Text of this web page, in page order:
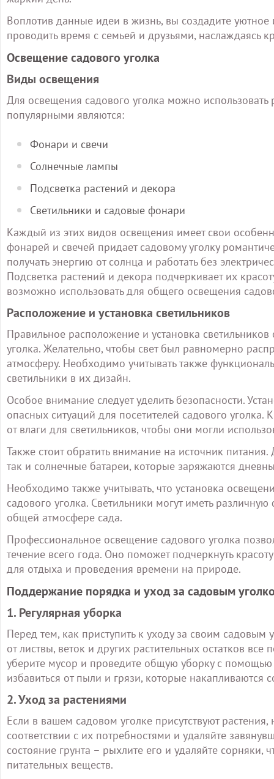
Воплотив данные идеи в жизнь, вы создадите
проводить время с семьей и друзьями, наслаждаясь
Освещение садового уголка
Виды освещения
Для освещения садового уголка можно
популярными являются:
Фонари и свечи
Солнечные лампы
Подсветка растений и декора
Светильники и садовые фонари
Каждый из этих видов освещения имеет свои
фонарей и свечей придает садовому уголку
получать энергию от солнца и работать без
Подсветка растений и декора подчеркивает их
возможно использовать для общего освещения
Расположение и установка светильников
Правильное расположение и установка
уголка. Желательно, чтобы свет был равномерно
атмосферу. Необходимо учитывать также
светильники в их дизайн.
Особое внимание следует уделить безопасности.
опасных ситуаций для посетителей садового
от влаги для светильников, чтобы они могли
Также стоит обратить внимание на источник
так и солнечные батареи, которые заряжаются
Необходимо также учитывать, что установка
садового уголка. Светильники могут иметь
общей атмосфере сада.
Профессиональное освещение садового уголка
течение всего года. Оно поможет подчеркнуть
для отдыха и проведения времени на природе.
Поддержание порядка и уход за садовым
1. Регулярная уборка
Перед тем, как приступить к уходу за своим
от листвы, веток и других растительных остатков
уберите мусор и проведите общую уборку с
избавиться от пыли и грязи, которые накапливаются
2. Уход за растениями
Если в вашем садовом уголке присутствуют
соответствии с их потребностями и удаляйте
состояние грунта – рыхлите его и удаляйте сорняки,
питательных веществ.